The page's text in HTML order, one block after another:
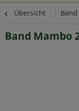
Übersicht
Band Mambo